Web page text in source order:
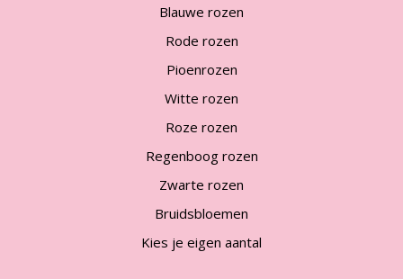
Blauwe rozen
Rode rozen
Pioenrozen
Witte rozen
Roze rozen
Regenboog rozen
Zwarte rozen
Bruidsbloemen
Kies je eigen aantal